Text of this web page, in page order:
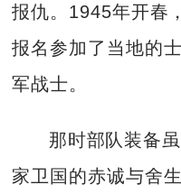
报仇。1945年开春
报名参加了当地的
军战士。
那时部队装备
家卫国的赤诚与舍